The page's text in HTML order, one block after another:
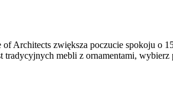
Architects zwiększa poczucie spokoju o
tradycyjnych mebli z ornamentami,